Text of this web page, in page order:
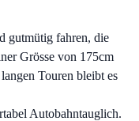
gutmütig fahren, die
Grösse von 175cm
Touren bleibt es
Autobahntauglich.